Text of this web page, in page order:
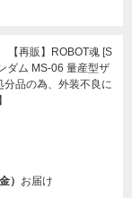
再販】ROBOT魂 [S
ダム MS-06 量産型ザ
分品の為、外装不良に
） お届け